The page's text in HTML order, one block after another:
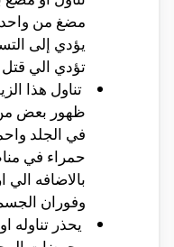
مضغ من
يؤدي إلى
تؤدي الي
تناول هذا
ظهور بعض
في الجلد
حمراء في
بالاضافه
وفوران
يحذر تناوله